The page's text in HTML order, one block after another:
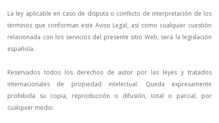
La ley aplicable en caso de disputa o conflicto de interpretación de los
términos que conforman este Aviso Legal, así como cualquier cuestión
relacionada con los servicios del presente sitio Web, será la legislación
española.
Reservados todos los derechos de autor por las leyes y tratados
internacionales de propiedad intelectual. Queda expresamente
prohibida su copia, reproducción o difusión, total o parcial, por
cualquier medio.